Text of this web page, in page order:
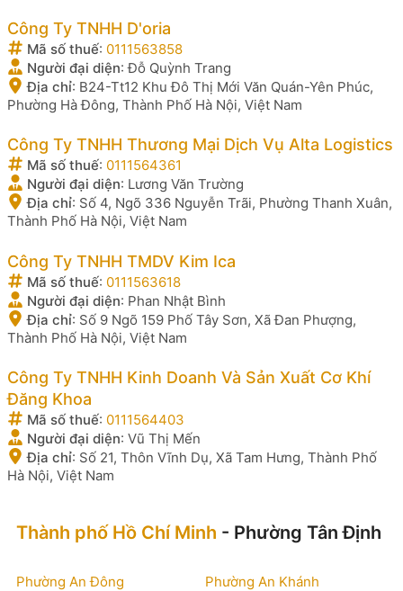
Công Ty TNHH D'oria
Mã số thuế: 0111563858
Người đại diện:Đỗ Quỳnh Trang
Địa chỉ: B24-Tt12 Khu Đô Thị Mới Văn Quán-Yên Phúc,
Phường Hà Đông, Thành Phố Hà Nội, Việt Nam
Công Ty TNHH Thương Mại Dịch Vụ Alta Logistics
Mã số thuế: 0111564361
Người đại diện: Lương Văn Trường
Địa chỉ: Số 4, Ngõ 336 Nguyễn Trãi, Phường Thanh Xuân,
Thành Phố Hà Nội, Việt Nam
Công Ty TNHH TMDV Kim Ica
Mã số thuế: 0111563618
Người đại diện: Phan Nhật Bình
Địa chỉ: Số 9 Ngõ 159 Phố Tây Sơn, Xã Đan Phượng,
Thành Phố Hà Nội, Việt Nam
Công Ty TNHH Kinh Doanh Và Sản Xuất Cơ Khí
Đăng Khoa
Mã số thuế: 0111564403
Người đại diện: Vũ Thị Mến
Địa chỉ: Số 21, Thôn Vĩnh Dụ, Xã Tam Hưng, Thành Phố
Hà Nội, Việt Nam
Thành phố Hồ Chí Minh - Phường Tân Định
Phường An Đông
Phường An Khánh